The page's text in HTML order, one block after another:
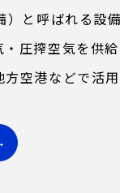
と呼ばれる設
圧搾空気を供給
空港などで活用